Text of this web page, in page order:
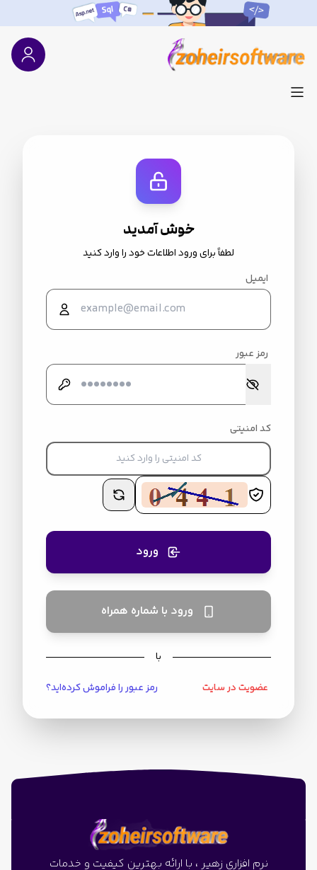
خوش آمدید
لطفاً برای ورود اطلاعات خود را وارد کنید
ایمیل
رمز عبور
کد امنیتی
ورود
ورود با شماره همراه
با
عضویت در سایت
رمز عبور را فراموش کرده‌اید؟
نرم افزاری زهیر ، با ارائه بهترین کیفیت و خدمات